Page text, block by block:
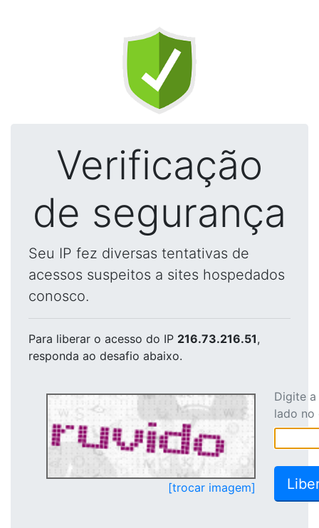
Verificação
de segurança
Seu IP fez diversas tentativas de
acessos suspeitos a sites hospedados
conosco.
Para liberar o acesso do IP 216.73.216.51,
responda ao desafio abaixo.
[trocar imagem]
Digite
lado no